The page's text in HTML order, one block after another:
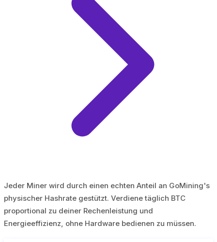
Jeder Miner wird durch einen echten Anteil an GoMining's
physischer Hashrate gestützt. Verdiene täglich BTC
proportional zu deiner Rechenleistung und
Energieeffizienz, ohne Hardware bedienen zu müssen.